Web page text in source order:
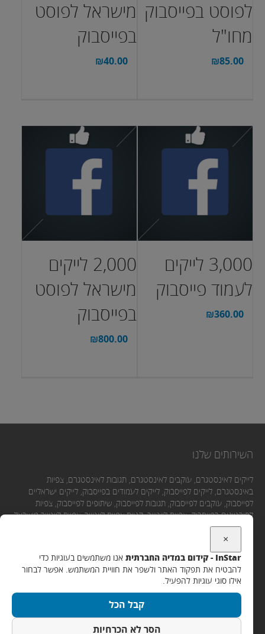
לפוסט בפייסבוק
מחו"ל
₪85.00
מישראל לפוסט
בפייסבוק
₪40.00
3,000 לייקים
לעמוד פייסבוק
₪360.00
2,000 לייקים
מישראל לפוסט
בפייסבוק
₪800.00
השירותים שלנו
לייקים לאינסטגרם, עוקבים לאינסטגרם, תגובות לאינסטגרם, צפיות
באינסטגרם, לייקים לפייסבוק, לייקים לעמודים בפייסבוק, לייקים ישראליים
לפייסבוק, עוקבים לפייסבוק, תגובות לפייסבוק, שיתופים לפייסבוק, צפיות
לסירטונים בפייסבוק, צפיות ליוטיוב, קניית צפיות ליוטיוב, צפיות ליוטיוב מישראל,
לייקים ליוטיוב, תגובות ליוטיוב, מנויים ליוטיוב.
יצירת קשר
אימייל:
×
InStar - קידום במדיה החברתית
אנו משתמשים בעוגיות כדי
להבטיח את תפקוד האתר ולשפר את חוויית המשתמש. אפשר לבחור
אילו סוגי עוגיות להפעיל.
קבל הכל
הסר לא הכרחיות